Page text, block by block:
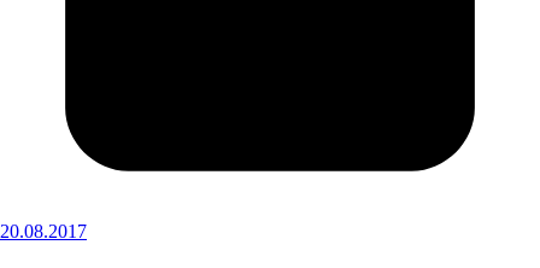
20.08.2017